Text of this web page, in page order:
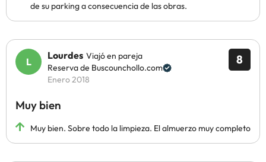
de su parking a consecuencia de las obras.
8
Lourdes Viajó en pareja
Reserva de Buscounchollo.com
Enero 2018
Muy bien
Muy bien. Sobre todo la limpieza. El almuerzo muy completo